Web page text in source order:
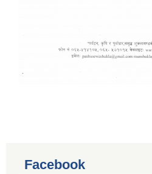
Facebook